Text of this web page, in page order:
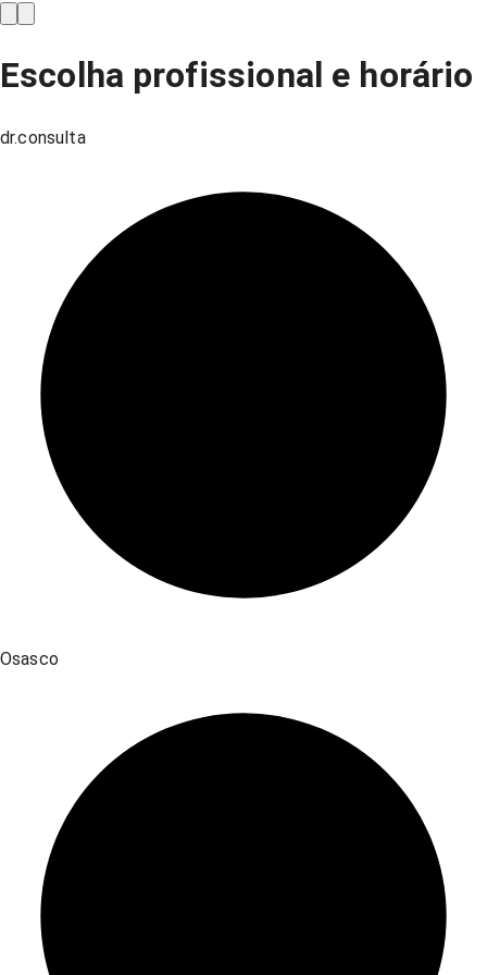
Escolha profissional e horário
dr.consulta
Osasco